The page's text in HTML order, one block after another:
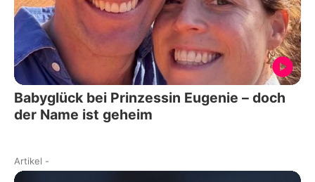
Babyglück bei Prinzessin Eugenie – doch
der Name ist geheim
Artikel -